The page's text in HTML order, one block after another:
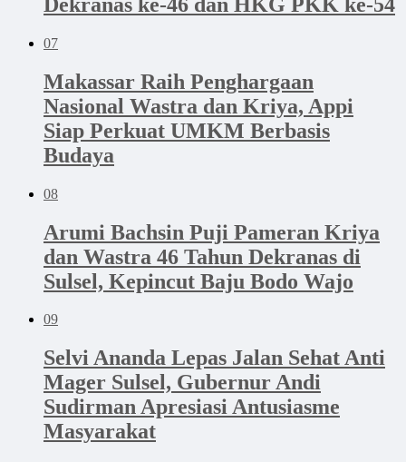
07
Makassar Raih Penghargaan
Nasional Wastra dan Kriya, Appi
Siap Perkuat UMKM Berbasis
Budaya
08
Arumi Bachsin Puji Pameran Kriya
dan Wastra 46 Tahun Dekranas di
Sulsel, Kepincut Baju Bodo Wajo
09
Selvi Ananda Lepas Jalan Sehat Anti
Mager Sulsel, Gubernur Andi
Sudirman Apresiasi Antusiasme
Masyarakat